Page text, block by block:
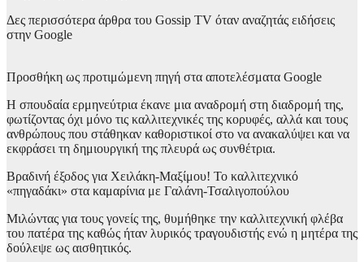
Δες περισσότερα άρθρα του Gossip TV όταν αναζητάς ειδήσεις
στην Google
Προσθήκη ως προτιμώμενη πηγή στα αποτελέσματα Google
Η σπουδαία ερμηνεύτρια έκανε μια αναδρομή στη διαδρομή της,
φωτίζοντας όχι μόνο τις καλλιτεχνικές της κορυφές, αλλά και τους
ανθρώπους που στάθηκαν καθοριστικοί στο να ανακαλύψει και να
εκφράσει τη δημιουργική της πλευρά ως συνθέτρια.
Βραδινή έξοδος για Χειλάκη-Μαξίμου! Το καλλιτεχνικό
«πηγαδάκι» στα καμαρίνια με Γαλάνη-Τσαλιγοπούλου
Μιλώντας για τους γονείς της, θυμήθηκε την καλλιτεχνική φλέβα
του πατέρα της καθώς ήταν λυρικός τραγουδιστής ενώ η μητέρα της
δούλεψε ως αισθητικός.